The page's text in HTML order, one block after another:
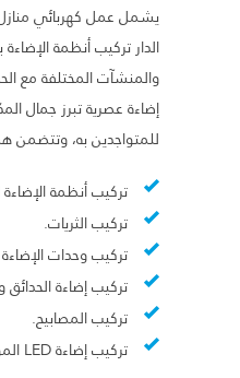
يشمل عمل كهربائي
الدار تركيب أنظمة الإضاءة
والمنشآت المختلفة مع
إضاءة عصرية تبرز جمال
للمتواجدين به، وتتضمن
تركيب أنظمة الإضاءة
تركيب الثريات.
تركيب وحدات الإضاءة
تركيب إضاءة الحدائق
تركيب المصابيح.
تركيب إضاءة LED الموفرة.